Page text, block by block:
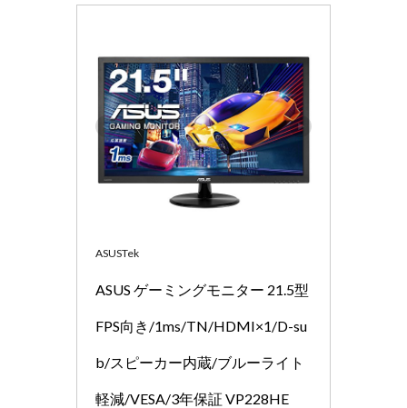
ASUSTek
ASUS ゲーミングモニター 21.5型
FPS向き/1ms/TN/HDMI×1/D-su
b/スピーカー内蔵/ブルーライト
軽減/VESA/3年保証 VP228HE